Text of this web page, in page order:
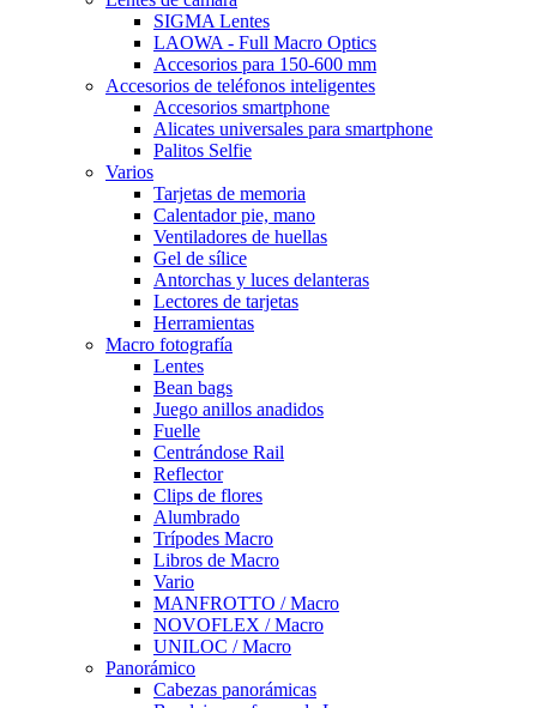
SIGMA Lentes
LAOWA - Full Macro Optics
Accesorios para 150-600 mm
Accesorios de teléfonos inteligentes
Accesorios smartphone
Alicates universales para smartphone
Palitos Selfie
Varios
Tarjetas de memoria
Calentador pie, mano
Ventiladores de huellas
Gel de sílice
Antorchas y luces delanteras
Lectores de tarjetas
Herramientas
Macro fotografía
Lentes
Bean bags
Juego anillos anadidos
Fuelle
Centrándose Rail
Reflector
Clips de flores
Alumbrado
Trípodes Macro
Libros de Macro
Vario
MANFROTTO / Macro
NOVOFLEX / Macro
UNILOC / Macro
Panorámico
Cabezas panorámicas